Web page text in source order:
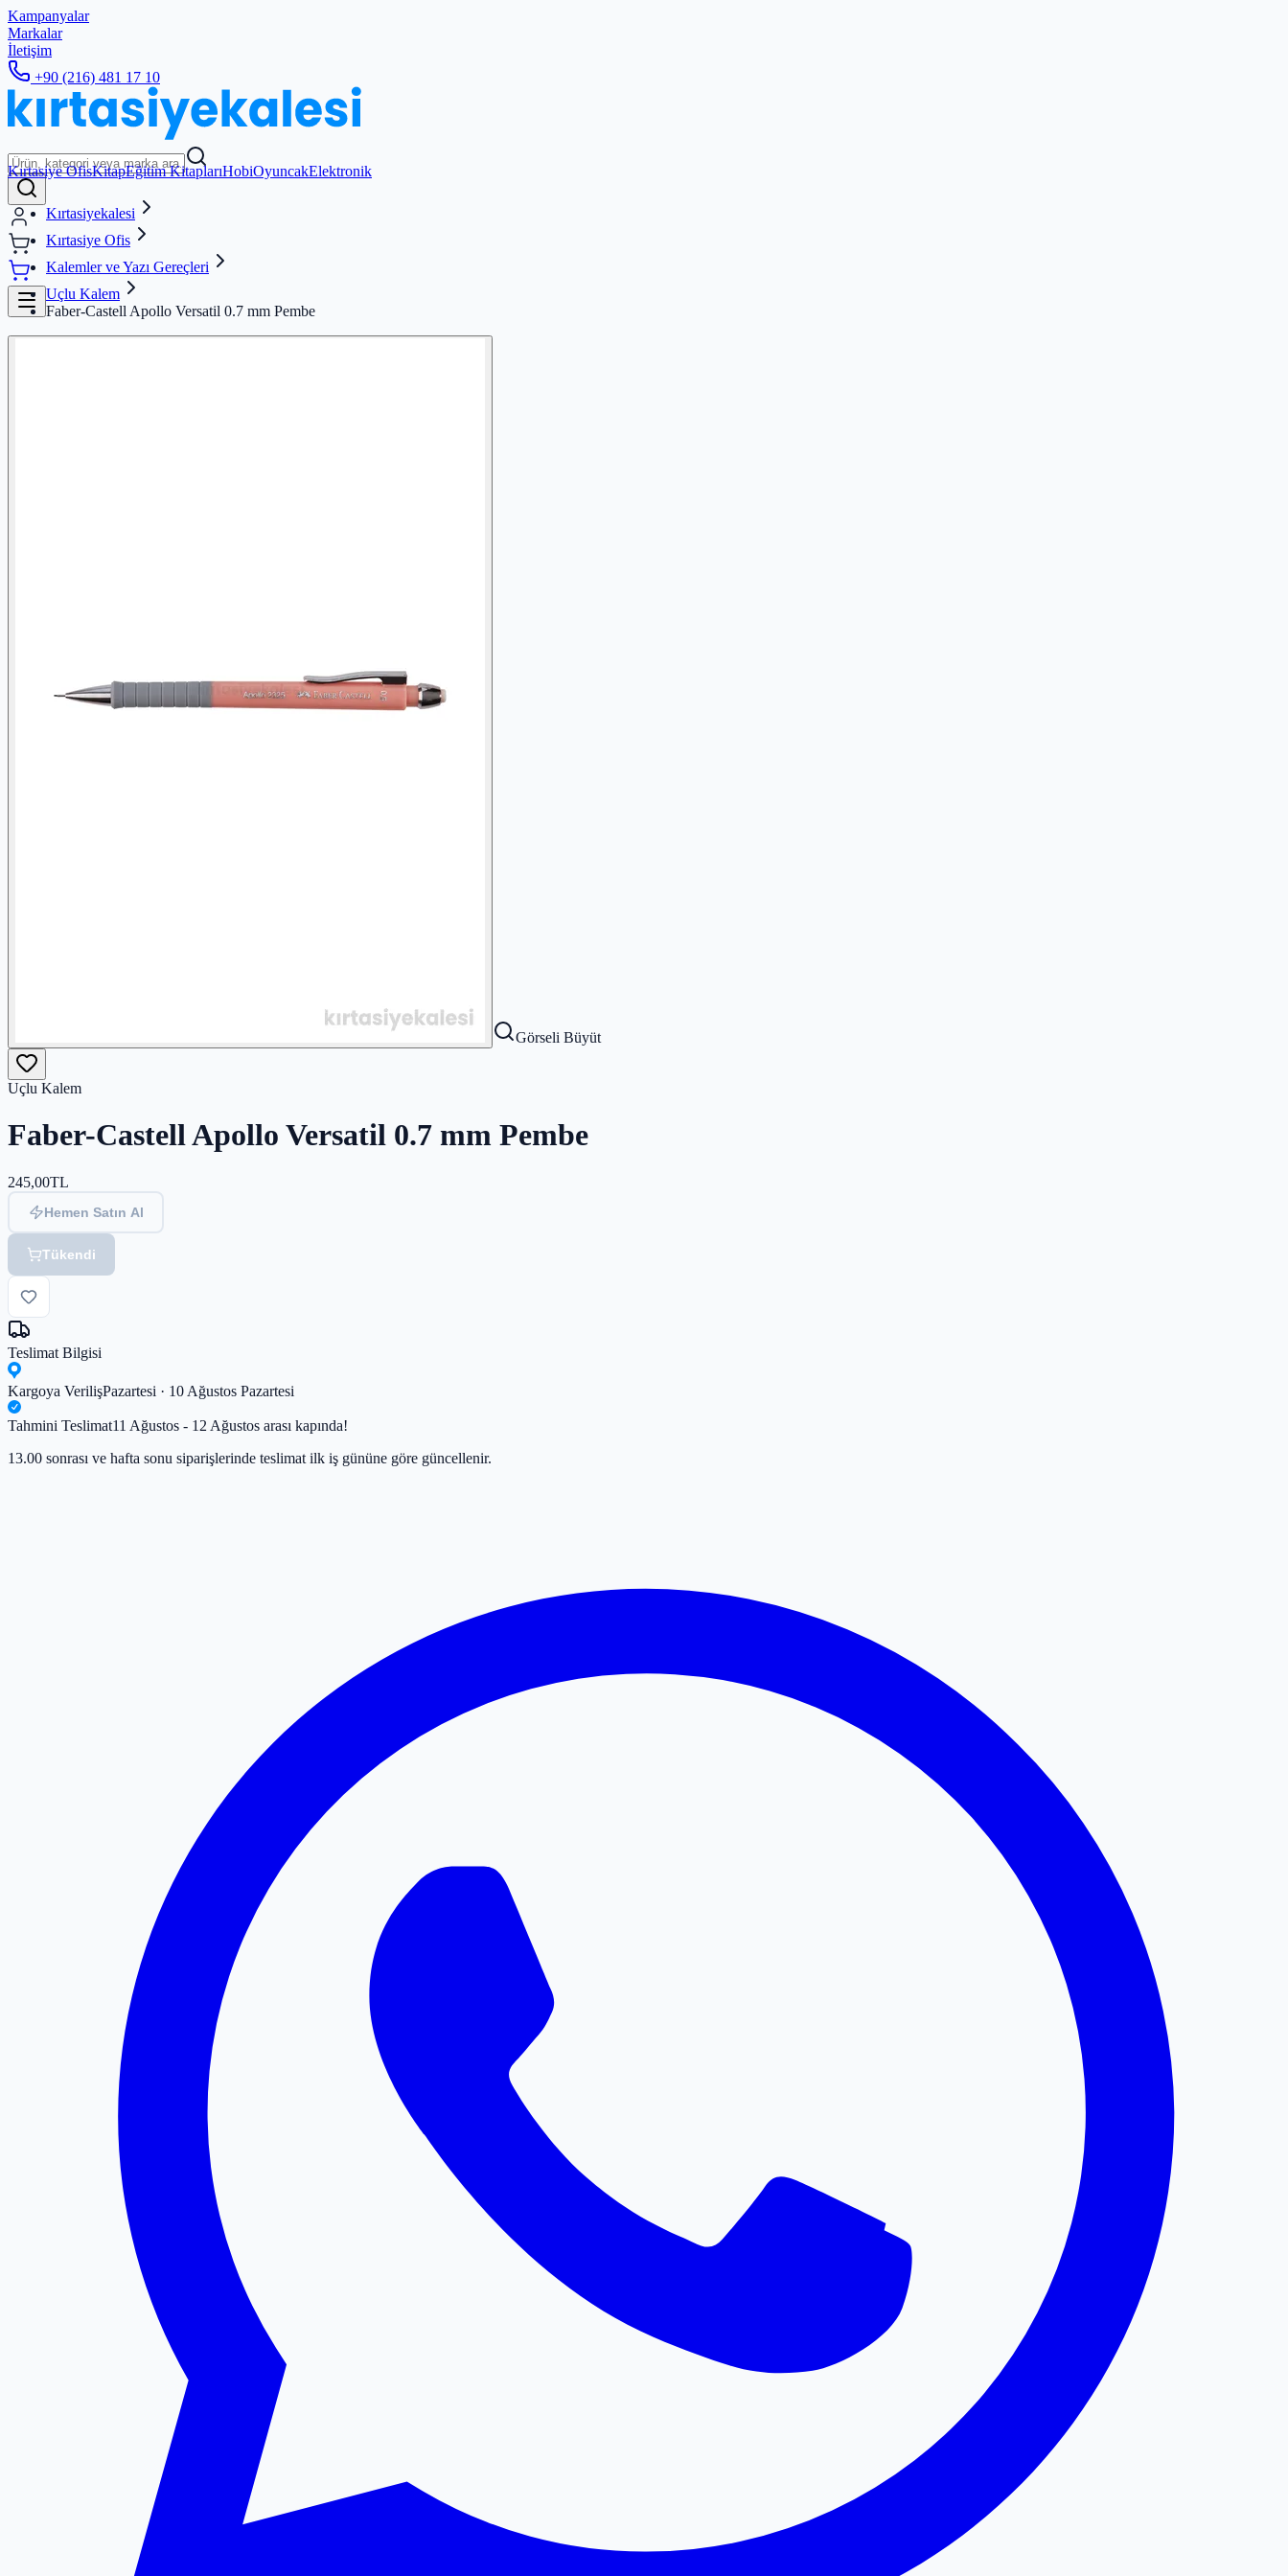
Kampanyalar
Markalar
İletişim
+90 (216) 481 17 10
Kırtasiye OfisKitapEğitim KitaplarıHobiOyuncakElektronik
Kırtasiyekalesi
Kırtasiye Ofis
Kalemler ve Yazı Gereçleri
Uçlu Kalem
Faber-Castell Apollo Versatil 0.7 mm Pembe
Görseli Büyüt
Uçlu Kalem
Faber-Castell Apollo Versatil 0.7 mm Pembe
245,00TL
Hemen Satın Al
Tükendi
Teslimat Bilgisi
Kargoya VerilişPazartesi · 10 Ağustos Pazartesi
Tahmini Teslimat11 Ağustos - 12 Ağustos arası kapında!
13.00 sonrası ve hafta sonu siparişlerinde teslimat ilk iş gününe göre güncellenir.